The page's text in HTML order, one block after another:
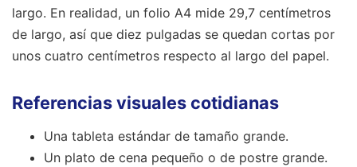
largo. En realidad, un folio A4 mide 29,7 centímetros
de largo, así que diez pulgadas se quedan cortas por
unos cuatro centímetros respecto al largo del papel.
Referencias visuales cotidianas
Una tableta estándar de tamaño grande.
Un plato de cena pequeño o de postre grande.